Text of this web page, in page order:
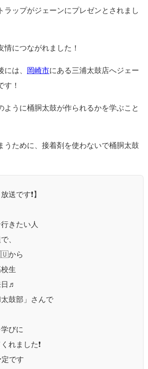
ラップがジェーンにプレゼンとされまし
情につながれました！
には、 岡崎市にある三浦太鼓店へジェー
す！
ように桶胴太鼓が作られるかを学ぶこと
うために、接着剤を使わないで桶胴太鼓
送です❗️】
きたい人
、
から
生
日♬
鼓部」さんで
びに
れました❗️
です